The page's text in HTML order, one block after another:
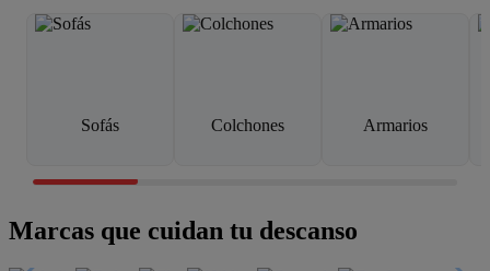
Sofás Colchones Armarios
Marcas que cuidan tu descanso